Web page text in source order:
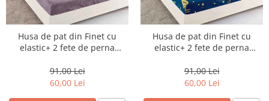
Husa de pat din Finet cu
elastic+ 2 fete de perna
91,00 Lei
60,00 Lei
Husa de pat din Finet cu
elastic+ 2 fete de perna
91,00 Lei
60,00 Lei